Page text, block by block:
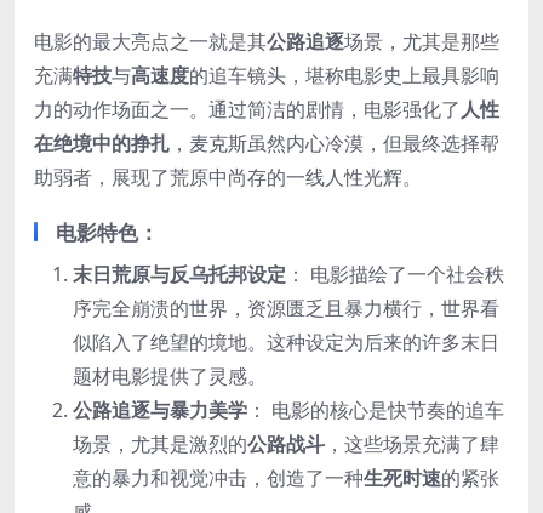
电影的最大亮点之一就是其公路追逐场景，尤其是那些
充满特技与高速度的追车镜头，堪称电影史上最具影响
力的动作场面之一。通过简洁的剧情，电影强化了人性
在绝境中的挣扎 ，麦克斯虽然内心冷漠，但最终选择帮
助弱者，展现了荒原中尚存的一线人性光辉。
电影特色：
末日荒原与反乌托邦设定 ： 电影描绘了一个社会秩
序完全崩溃的世界，资源匮乏且暴力横行，世界看
似陷入了绝望的境地。这种设定为后来的许多末日
题材电影提供了灵感。
公路追逐与暴力美学 ： 电影的核心是快节奏的追车
场景，尤其是激烈的公路战斗 ，这些场景充满了肆
意的暴力和视觉冲击，创造了一种生死时速的紧张